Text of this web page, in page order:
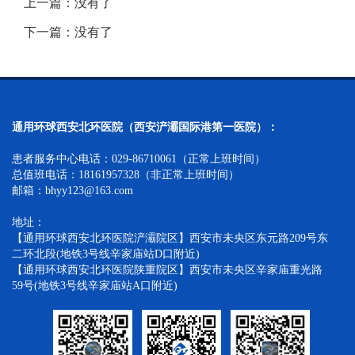
下一篇：没有了
通用环球西安北环医院（西安浐灞国际港第一医院）：
患者服务中心电话：029-86710061（正常上班时间）
总值班电话：18161957328（非正常上班时间）
邮箱：bhyy123@163.com
地址：
【通用环球西安北环医院浐灞院区】西安市未央区东元路209号东
二环北段(地铁3号线辛家庙站D口附近)
【通用环球西安北环医院陕重院区】西安市未央区辛家庙重光路
59号(地铁3号线辛家庙站A口附近)